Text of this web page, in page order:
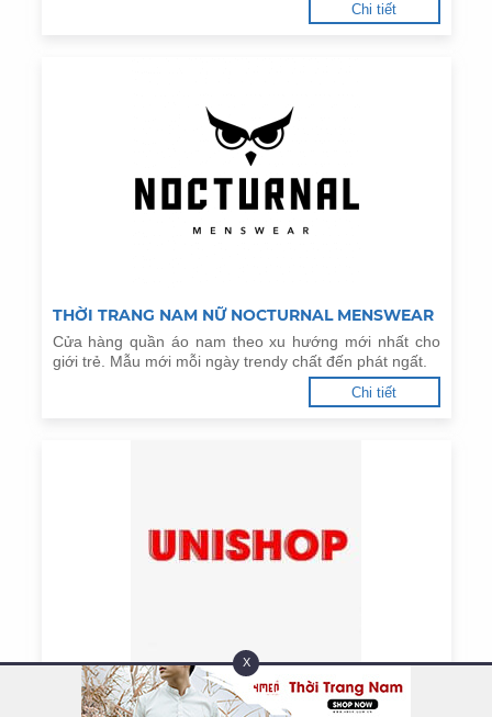
Chi tiết
THỜI TRANG NAM NỮ NOCTURNAL MENSWEAR
Cửa hàng quần áo nam theo xu hướng mới nhất cho
giới trẻ. Mẫu mới mỗi ngày trendy chất đến phát ngất.
Chi tiết
THỜI TRANG NAM NỮ UNISHOP
X